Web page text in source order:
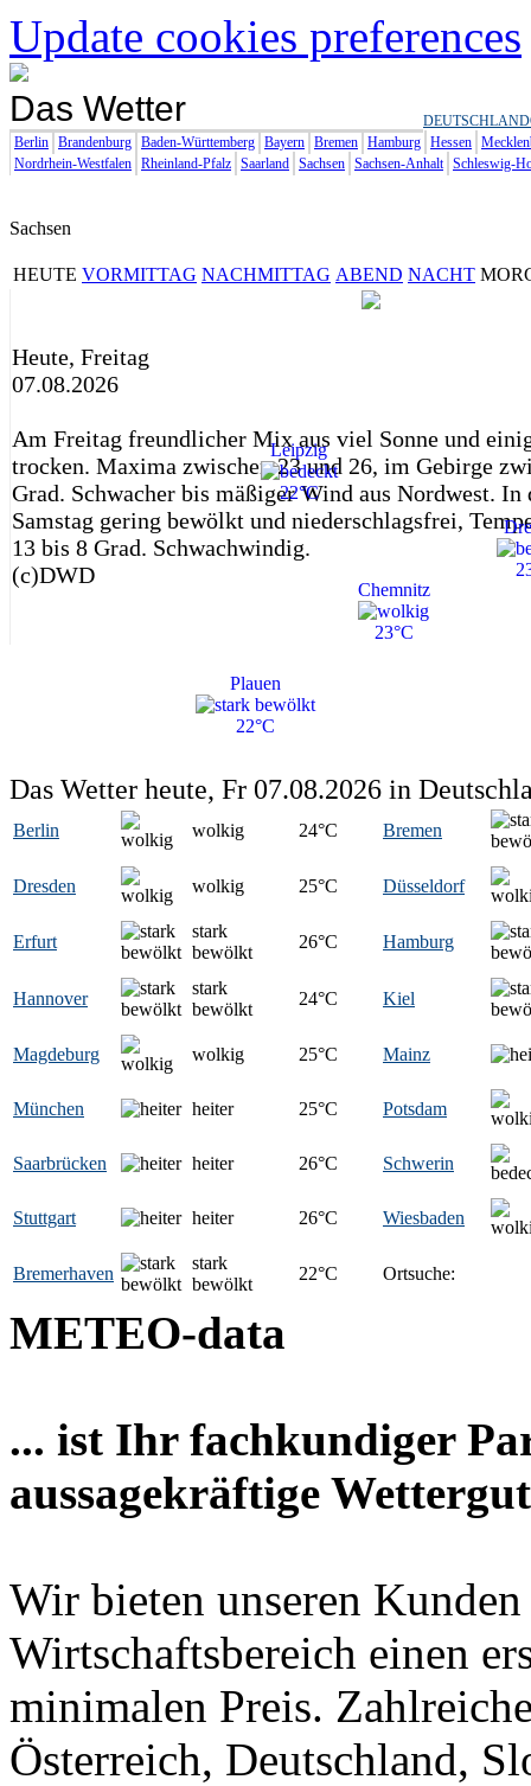
Update cookies preferences
Das Wetter DEUTSCHLAND
Berlin Brandenburg Baden-Württemberg Bayern Bremen Hamburg Hessen
Nordrhein-Westfalen Rheinland-Pfalz Saarland Sachsen Sachsen-Anhalt Schleswig-
Sachsen
HEUTE VORMITTAG NACHMITTAG ABEND NACHT
Leipzig
22°C
Chemnitz
23°C
Plauen
22°C
Heute, Freitag
07.08.2026
Am Freitag freundlicher Mix aus viel Sonne und
trocken. Maxima zwischen 23 und 26, im Gebirge
Grad. Schwacher bis mäßiger Wind aus Nordwest. In
Samstag gering bewölkt und niederschlagsfrei,
13 bis 8 Grad. Schwachwindig.
(c)DWD
Das Wetter heute, Fr 07.08.2026 in
Berlin wolkig 24°C Bremen
Dresden wolkig 25°C Düsseldorf
Erfurt
stark
bewölkt
26°C Hamburg
Hannover
stark
bewölkt
24°C Kiel
Magdeburg wolkig 25°C Mainz
München heiter 25°C Potsdam
Saarbrücken heiter 26°C Schwerin
Stuttgart heiter 26°C Wiesbaden
Bremerhaven
stark
bewölkt
22°C Ortsuche:
METEO-data
... ist Ihr fachkundiger
aussagekräftige
Wir bieten unseren
Wirtschaftsbereich einen
minimalen Preis.
Österreich, Deutschland,